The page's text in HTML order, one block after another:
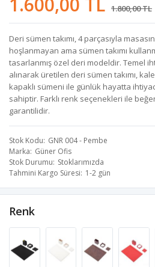
1.800,00 TL
Deri sümen takımı, 4 parçasıyla
hoşlanmayan ama sümen takımı
tasarlanmış özel deri modeldir. Temel
alınarak üretilen deri sümen takımı,
kapaklı sümeni ile günlük hayatta
sahiptir. Farklı renk seçenekleri ile
garantilidir.
Stok Kodu GNR 004 - Pembe
Marka Güner Ofis
Stok Durumu Stoklarımızda
Tahmini Kargo Süresi 1-2 gün
Renk